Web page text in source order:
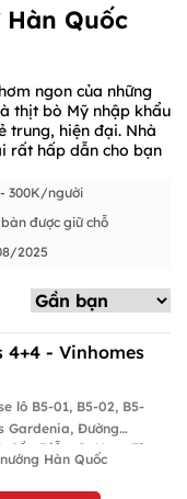
Quốc
ngon của những
thịt bò Mỹ nhập khẩu
trung, hiện đại. Nhà
rất hấp dẫn cho bạn
300K/người
được giữ chỗ
2025
4+4 - Vinhomes
lô B5-01, B5-02, B5-
Gardenia, Đường
Cầu Diễn, Q. Nam Từ
Hàn Quốc